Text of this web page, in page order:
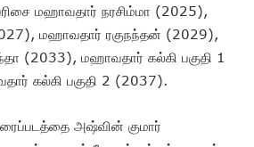
மஹாவதார் நரசிம்மா (2025),
மஹாவதார் ரகுநந்தன் (2029),
(2033), மஹாவதார் கல்கி பகுதி 1
கல்கி பகுதி 2 (2037).
அஷ்வின் குமார்